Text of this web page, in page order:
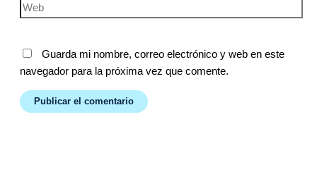
Guarda mi nombre, correo electrónico y web en este
navegador para la próxima vez que comente.